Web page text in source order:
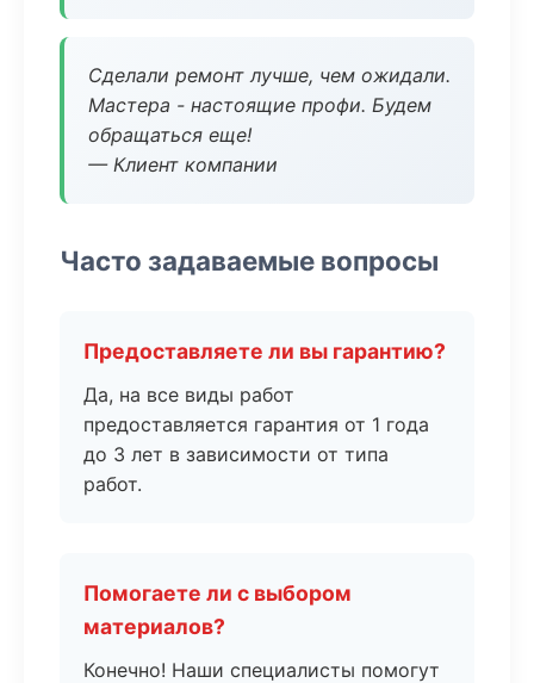
Сделали ремонт лучше, чем ожидали.
Мастера - настоящие профи. Будем
обращаться еще!
— Клиент компании
Часто задаваемые вопросы
Предоставляете ли вы гарантию?
Да, на все виды работ
предоставляется гарантия от 1 года
до 3 лет в зависимости от типа
работ.
Помогаете ли с выбором
материалов?
Конечно! Наши специалисты помогут